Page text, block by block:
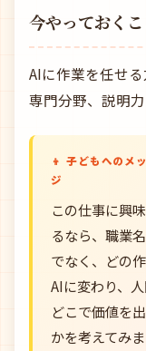
今やっておくこ
AIに作業を任せ
専門分野、説明
👦 子どもへのメ
ジ
この仕事に興
るなら、職業
でなく、どの
AIに変わり、
どこで価値を
かを考えてみ